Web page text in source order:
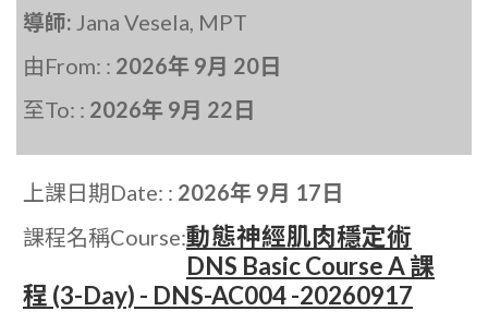
導師: Jana Vesela, MPT
由From: : 2026年 9月 20日
至To: : 2026年 9月 22日
上課日期Date: : 2026年 9月 17日
課程名稱Course:動態神經肌肉穩定術
DNS Basic Course A 課
程 (3-Day) - DNS-AC004 -20260917